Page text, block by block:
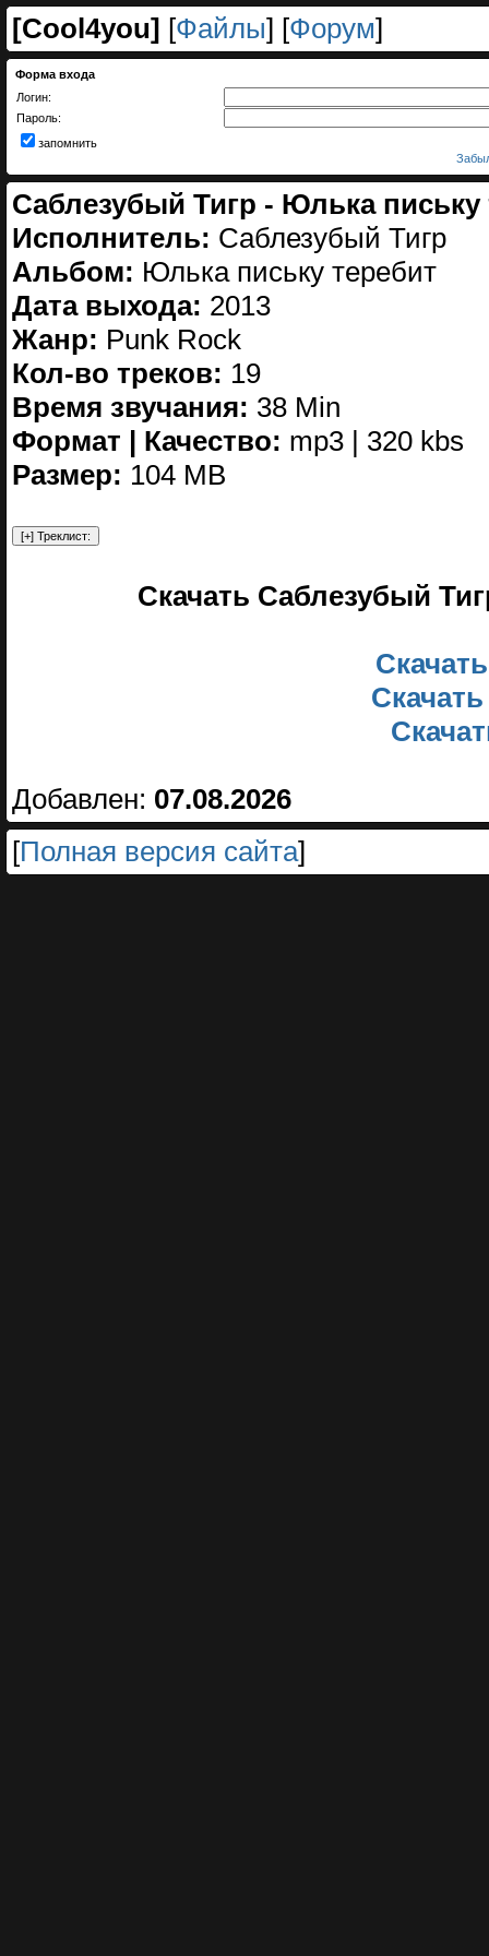
[Cool4you] [Файлы] [Форум]
Форма входа
Логин:
Пароль:
запомнить
Саблезубый Тигр - Юлька письку
Исполнитель: Саблезубый Тигр
Альбом: Юлька письку теребит
Дата выхода: 2013
Жанр: Punk Rock
Кол-во треков: 19
Время звучания: 38 Min
Формат | Качество: mp3 | 320 kbs
Размер: 104 MB
Скачать Саблезубый
Добавлен: 07.08.2026
[Полная версия сайта]